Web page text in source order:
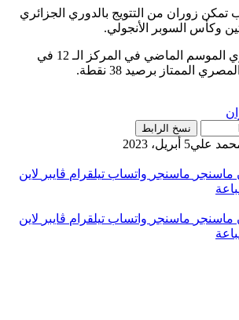
زوران من التتويج بالدوري الجزائري
وكأس السوبر الأنجولي.
وأنهى الاتحاد السكندري الموسم الماضي في المركز الـ 12 في
الممتاز برصيد 38 نقطة.
نسخ الرابط
علي5 أبريل، 2023
ماسنجر ماسنجر واتساب تيلقرام ڤايبر لاين
ماسنجر ماسنجر واتساب تيلقرام ڤايبر لاين